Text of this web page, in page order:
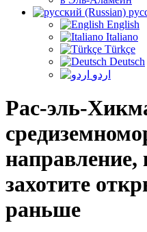
English
Italiano
Türkçe
Deutsch
اردو
Рас-эль-
направление,
захотите
раньше